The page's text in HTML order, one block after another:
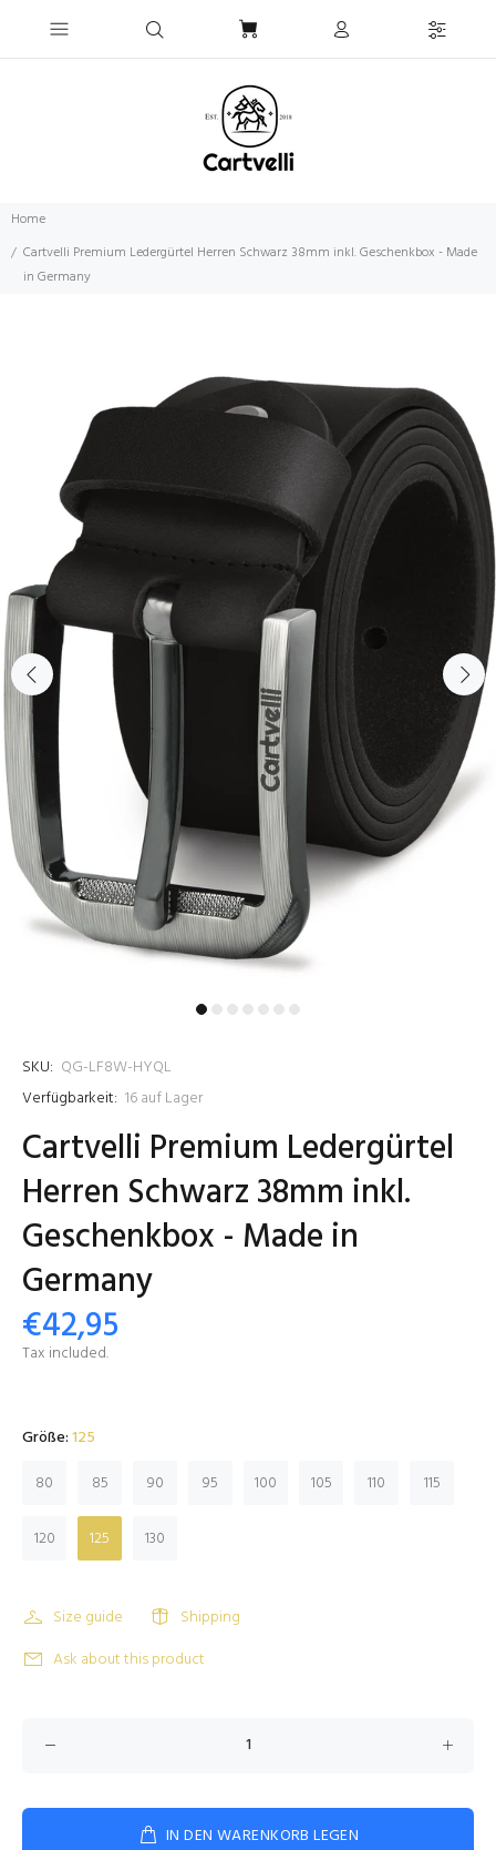
Home
Cartvelli Premium Ledergürtel Herren Schwarz 38mm inkl. Geschenkbox - Made
in Germany
SKU: QG-LF8W-HYQL
Verfügbarkeit: 16auf Lager
Cartvelli Premium Ledergürtel
Herren Schwarz 38mm inkl.
Geschenkbox - Made in
Germany
€42,95
Tax included.
Größe:125
80
85 90 95 100 105 110 115
120 125 130
Size guide
Shipping
Ask about this product
IN DEN WARENKORB LEGEN